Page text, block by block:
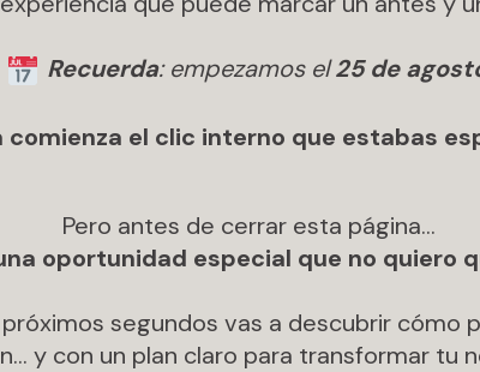
Recuerda: empezamos el25 de
comienza el clic interno que estabas
Pero antes de cerrar esta página…
oportunidad especial que no quiero
segundos vas a descubrir cómo
y con un plan claro para transformar tu